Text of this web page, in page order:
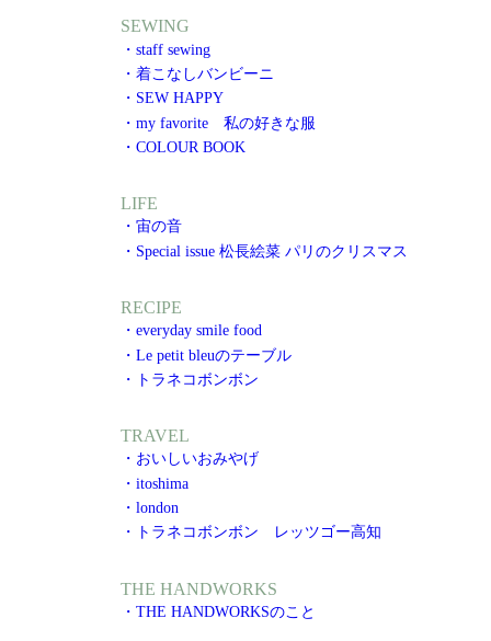
SEWING
・staff sewing
・着こなしバンビーニ
・SEW HAPPY
・my favorite 私の好きな服
・COLOUR BOOK
LIFE
・宙の音
・Special issue 松長絵菜 パリのクリスマス
RECIPE
・everyday smile food
・Le petit bleuのテーブル
・トラネコボンボン
TRAVEL
・おいしいおみやげ
・itoshima
・london
・トラネコボンボン レッツゴー高知
THE HANDWORKS
・THE HANDWORKSのこと